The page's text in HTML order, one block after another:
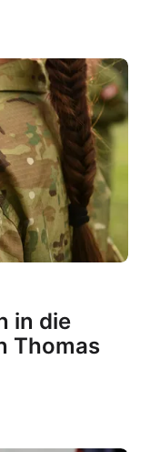
in die
Thomas